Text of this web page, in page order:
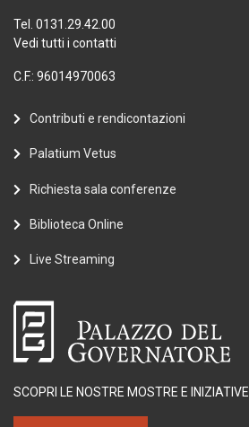
Tel. 0131.29.42.00
Vedi tutti i contatti
C.F.: 96014970063
Contributi e rendicontazioni
Palatium Vetus
Richiesta sala conferenze
Biblioteca Online
Live Streaming
SCOPRI LE NOSTRE MOSTRE E INIZIATIVE